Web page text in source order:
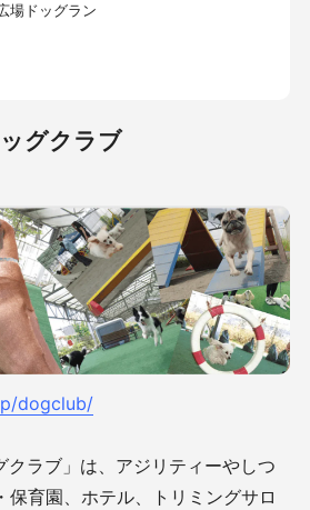
場ドッグラン
グクラブ
dogclub/
クラブ」は、アジリティーやしつ
保育園、ホテル、トリミングサロ